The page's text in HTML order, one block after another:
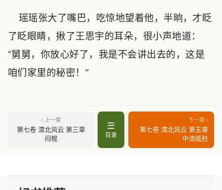
瑶瑶张大了嘴巴，吃惊地望着他，半晌，才眨
了眨眼睛，揪了王思宇的耳朵，很小声地道：
“舅舅，你放心好了，我是不会讲出去的，这是
咱们家里的秘密！”
‹ 上一章
第七卷 渭北风云 第三章
闷棍
☰
目录
下一章 ›
第七卷 渭北风云 第五章
中流砥柱